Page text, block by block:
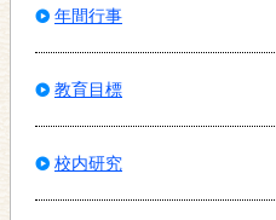
年間行事
教育目標
校内研究